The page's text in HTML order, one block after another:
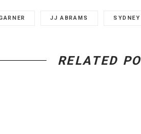
JJ ABRAMS
RELATED